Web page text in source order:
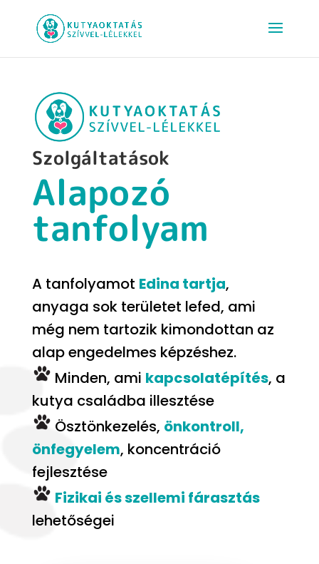
Szolgáltatások
Alapozó
tanfolyam
A tanfolyamot Edina tartja,
anyaga sok területet lefed, ami
még nem tartozik kimondottan az
alap engedelmes képzéshez.
Minden, ami kapcsolatépítés, a
kutya családba illesztése
Ösztönkezelés, önkontroll,
önfegyelem, koncentráció
fejlesztése
Fizikai és szellemi fárasztás
lehetőségei